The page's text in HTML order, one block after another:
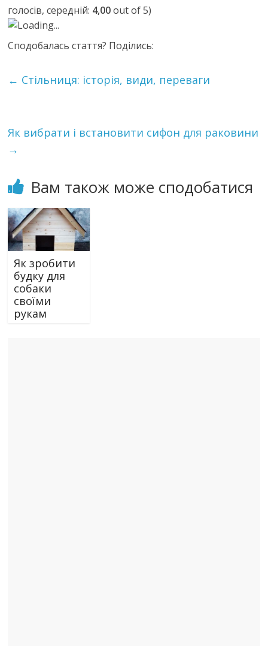
голосів, середній: 4,00out of 5)
Loading...
Сподобалась стаття? Поділись:
← Стільниця: історія, види, переваги
Як вибрати і встановити сифон для раковини
→
Вам також може сподобатися
Як зробити
будку для
собаки
своїми
рукам